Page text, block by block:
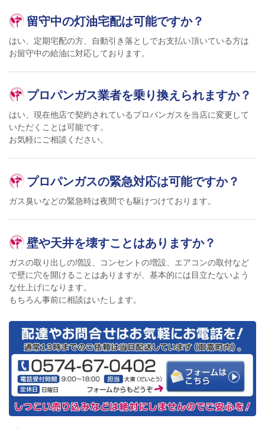
留守中の灯油宅配は可能ですか？
はい、定期宅配の方、自動引き落としでお支払い頂いている方は
お留守中の給油に対応しております。
プロパンガス業者を乗り換えられますか？
はい、現在他店で契約されているプロパンガスを当店に変更して
いただくことは可能です。
お気軽にご相談ください。
プロパンガスの緊急対応は可能ですか？
ガス臭いなどの緊急時は夜間でも駆けつけております。
壁や天井を壊すことはありますか？
ガスの取り出しの増設、コンセントの増設、エアコンの取付など
で壁に穴を開けることはありますが、基本的には目立たないよう
な仕上げになります。
もちろん事前に相談はいたします。